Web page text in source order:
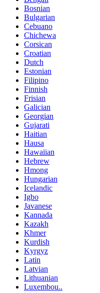
Bosnian
Bulgarian
Cebuano
Chichewa
Corsican
Croatian
Dutch
Estonian
Filipino
Finnish
Frisian
Galician
Georgian
Gujarati
Haitian
Hausa
Hawaiian
Hebrew
Hmong
Hungarian
Icelandic
Igbo
Javanese
Kannada
Kazakh
Khmer
Kurdish
Kyrgyz
Latin
Latvian
Lithuanian
Luxembou..